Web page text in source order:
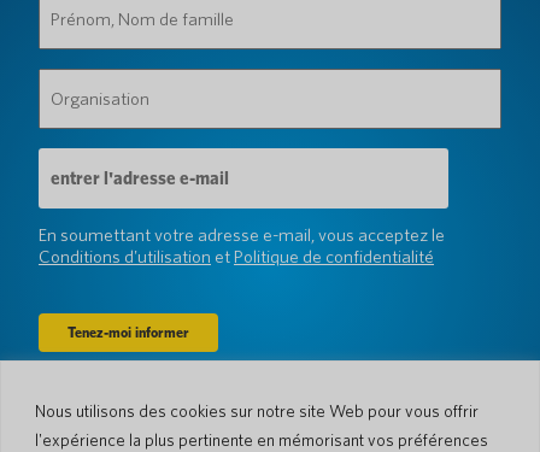
Nous utilisons des cookies sur notre site Web pour vous offrir
l'expérience la plus pertinente en mémorisant vos préférences
Nom
de
famille
(Obligatoire)
(Obligatoire)
Adresse
e-
mail
(Obligatoire)
En soumettant votre adresse e-mail, vous acceptez le
Conditions d'utilisation et Politique de confidentialité
Entreprise